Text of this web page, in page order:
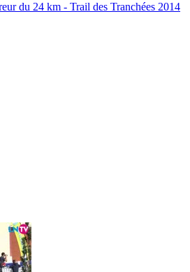
du 24 km - Trail des Tranchées 2014